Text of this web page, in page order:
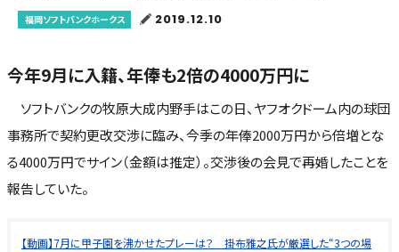
福岡ソフトバンクホークス 2019.12.10
今年9月に入籍、年俸も2倍の4000万円に
ソフトバンクの牧原大成内野手はこの日、ヤフオクドーム内の球団
事務所で契約更改交渉に臨み、今季の年俸2000万円から倍増とな
る4000万円でサイン（金額は推定）。交渉後の会見で再婚したことを
報告していた。
【動画】7月に甲子園を沸かせたプレーは？ 掛布雅之氏が厳選した“3つの場